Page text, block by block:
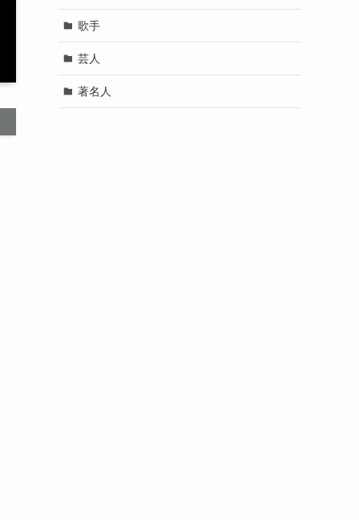
歌手
芸人
著名人